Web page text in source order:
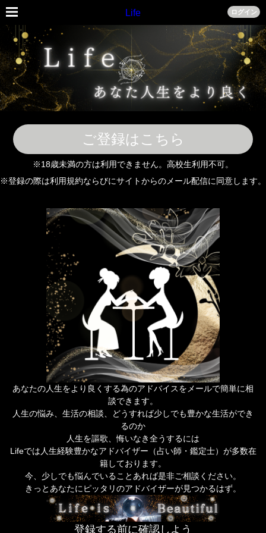
Life ログイン
ご登録はこちら
※18歳未満の方は利用できません。高校生利用不可。
※登録の際は利用規約ならびにサイトからのメール配信に同意します。
あなたの人生をより良くする為のアドバイスをメールで簡単に相
談できます。
人生の悩み、生活の相談、どうすれば少しでも豊かな生活ができ
るのか
人生を謳歌、悔いなき全うするには
Lifeでは人生経験豊かなアドバイザー（占い師・鑑定士）が多数在
籍しております。
今、少しでも悩んでいることあれば是非ご相談ください。
きっとあなたにピッタリのアドバイザーが見つかるはず。
登録する前に確認しよう